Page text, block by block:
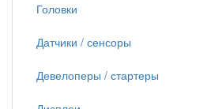
Головки
Датчики / сенсоры
Девелоперы / стартеры